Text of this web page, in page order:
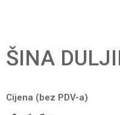
ŠINA
Cijena (bez PDV-a)